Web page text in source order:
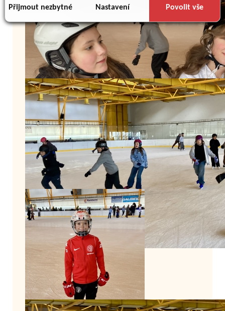
důsledku toho, že používáte jejich služby.
Přijmout nezbytné Nastavení Povolit vše